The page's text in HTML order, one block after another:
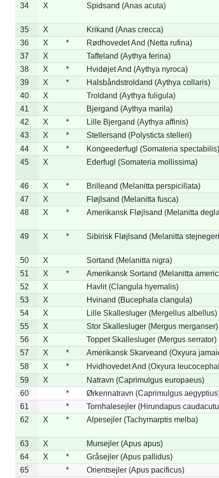
34
X Spidsand (Anas acuta)
35 X
Krikand (Anas crecca)
36
X *
Rødhovedet And (Netta rufina)
37
X
Taffeland (Aythya ferina)
38
X *
Hvidøjet And (Aythya nyroca)
39
X *
Halsbåndstroldand (Aythya collaris)
40
X
Troldand (Aythya fuligula)
41
X
Bjergand (Aythya marila)
42
X *
Lille Bjergand (Aythya affinis)
43
X *
Stellersand (Polysticta stelleri)
44
X *
Kongeederfugl (Somateria spectabilis)
45
X Ederfugl (Somateria mollissima)
46 X *
Brilleand (Melanitta perspicillata)
47
X
Fløjlsand (Melanitta fusca)
48
X * Amerikansk Fløjlsand (Melanitta
49 X * Sibirisk Fløjlsand (Melanitta
50 X
Sortand (Melanitta nigra)
51
X *
Amerikansk Sortand (Melanitta
52
X
Havlit (Clangula hyemalis)
53
X
Hvinand (Bucephala clangula)
54
X
Lille Skallesluger (Mergellus albellus)
55
X
Stor Skallesluger (Mergus merganser)
56
X
Toppet Skallesluger (Mergus serrator)
57
X *
Amerikansk Skarveand (Oxyura
58
X *
Hvidhovedet And (Oxyura
59
X
Natravn (Caprimulgus europaeus)
60
*
Ørkennatravn (Caprimulgus
61
*
Tornhalesejler (Hirundapus
62
X * Alpesejler (Tachymarptis melba)
63 X
Mursejler (Apus apus)
64
X *
Gråsejler (Apus pallidus)
65
*
Orientsejler (Apus pacificus)